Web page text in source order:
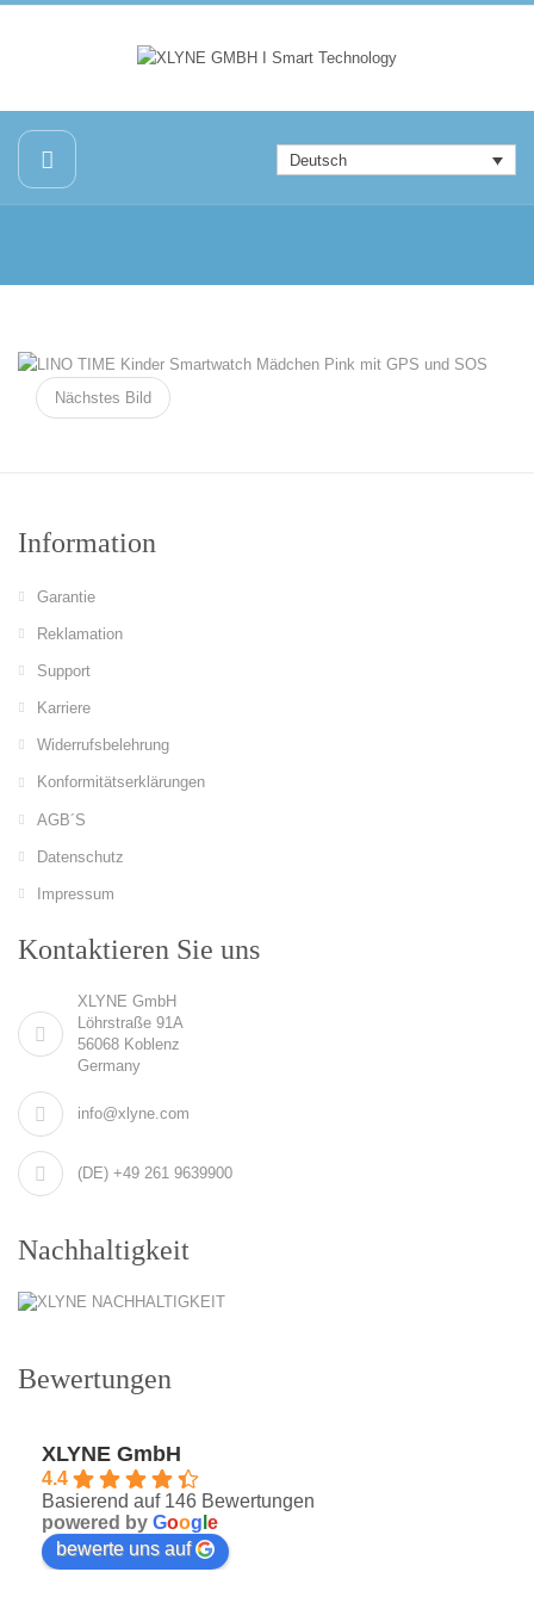
Deutsch
Nächstes Bild
Information
Garantie
Reklamation
Support
Karriere
Widerrufsbelehrung
Konformitätserklärungen
AGB´S
Datenschutz
Impressum
Kontaktieren Sie uns
XLYNE GmbH
Löhrstraße 91A
56068 Koblenz
Germany
info@xlyne.com
(DE) +49 261 9639900
Nachhaltigkeit
Bewertungen
XLYNE GmbH
4.4
Basierend auf 146 Bewertungen
powered by Goog e
bewerte uns auf